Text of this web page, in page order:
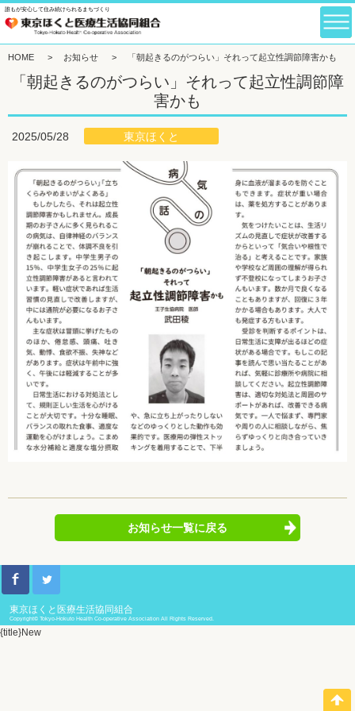
誰もが安心して住み続けられるまちづくり
HOME > お知らせ > 「朝起きるのがつらい」それって起立性調節障害かも
「朝起きるのがつらい」それって起立性調節障
害かも
2025/05/28 東京ほくと
お知らせ一覧に戻る
東京ほくと医療生活協同組合
Copyright© Tokyo-Hokuto Health Co-operative Association All Rights Reserved.
{title}New